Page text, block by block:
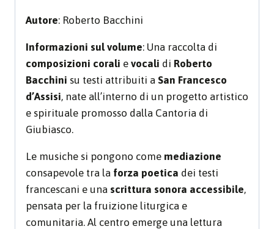
Autore: Roberto Bacchini
Informazioni sul volume: Una raccolta di
composizioni corali e vocali di Roberto
Bacchini su testi attribuiti a San Francesco
d’Assisi, nate all’interno di un progetto artistico
e spirituale promosso dalla Cantoria di
Giubiasco.
Le musiche si pongono come mediazione
consapevole tra la forza poetica dei testi
francescani e una scrittura sonora accessibile,
pensata per la fruizione liturgica e
comunitaria. Al centro emerge una lettura